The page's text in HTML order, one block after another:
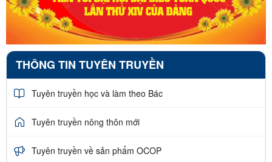
THÔNG TIN TUYÊN TRUYỀN
Tuyên truyền học và làm theo Bác
Tuyên truyền nông thôn mới
Tuyên truyền về sản phẩm OCOP